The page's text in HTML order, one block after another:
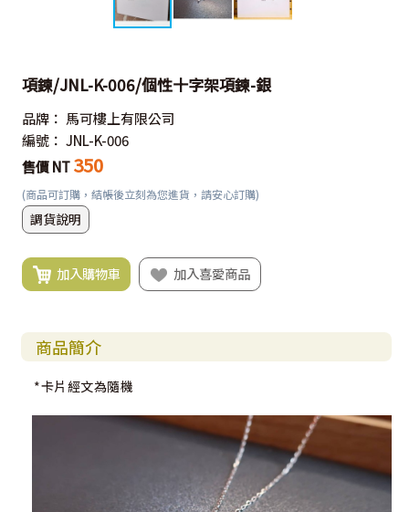
項鍊/JNL-K-006/個性十字架項鍊-銀
品牌： 馬可樓上有限公司
編號： JNL-K-006
售價 NT 350
(商品可訂購，結帳後立刻為您進貨，請安心訂購)
調貨說明
加入購物車 加入喜愛商品
商品簡介
*卡片經文為隨機